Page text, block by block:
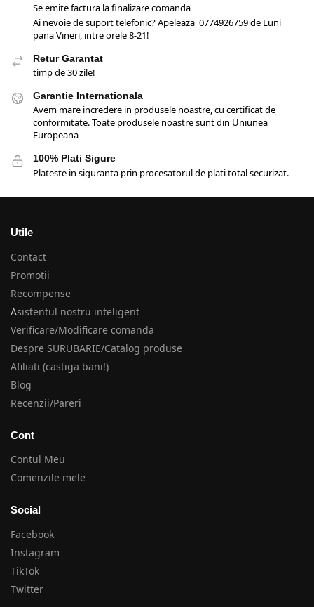
Se emite factura la finalizare comanda
Ai nevoie de suport telefonic? Apeleaza 0774926759 de Luni
pana Vineri, intre orele 8-21!
Retur Garantat
timp de 30 zile!
Garantie Internationala
Avem mare incredere in produsele noastre, cu certificat de
conformitate. Toate produsele noastre sunt din Uniunea
Europeana
100% Plati Sigure
Plateste in siguranta prin procesatorul de plati total securizat.
Utile
Contact
Promotii
Recompense
Asistentul nostru inteligent
Verificare/Modificare comanda
Despre SURUBARIE/Catalog produse
Afiliati (castiga bani!)
Blog
Recenzii/Pareri
Cont
Contul Meu
Comenzile mele
Social
Facebook
Instagram
TikTok
Twitter